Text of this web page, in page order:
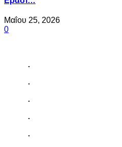
Μαΐου 25, 2026
0